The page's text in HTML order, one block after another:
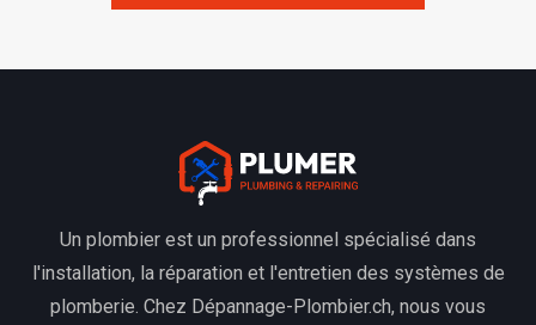
Un plombier est un professionnel spécialisé dans
l'installation, la réparation et l'entretien des systèmes de
plomberie. Chez Dépannage-Plombier.ch, nous vous